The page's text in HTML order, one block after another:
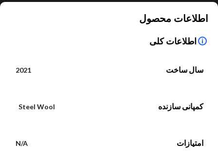
اطلاعات محصول
اطلاعات کلی
سال ساخت 2021
کمپانی سازنده Steel Wool
امتیازات N/A